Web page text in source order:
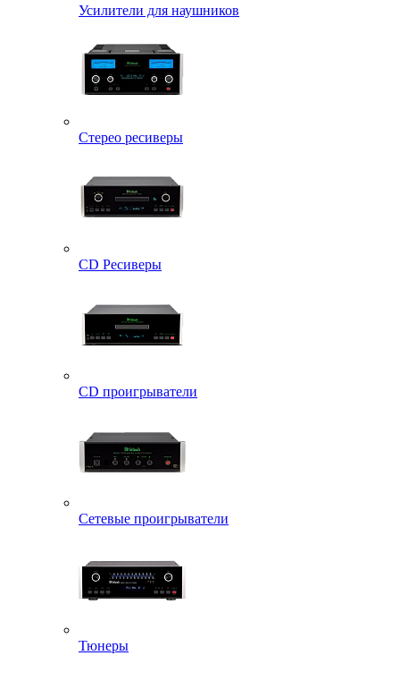
Усилители для наушников
Стерео ресиверы
CD Ресиверы
CD проигрыватели
Сетевые проигрыватели
Тюнеры